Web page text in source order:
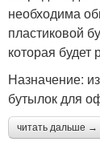
необходима
пластиковой
которая будет
Назначение:
бутылок для
читать дальше →